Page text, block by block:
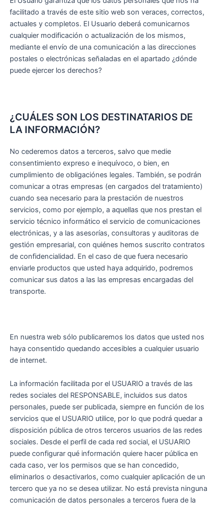
facilitado a través de este sitio web son veraces, correctos,
actuales y completos. El Usuario deberá comunicarnos
cualquier modificación o actualización de los mismos,
mediante el envío de una comunicación a las direcciones
postales o electrónicas señaladas en el apartado ¿dónde
puede ejercer los derechos?
¿CUÁLES SON LOS DESTINATARIOS DE
LA INFORMACIÓN?
No cederemos datos a terceros, salvo que medie
consentimiento expreso e inequívoco, o bien, en
cumplimiento de obligaciónes legales. También, se podrán
comunicar a otras empresas (en cargados del tratamiento)
cuando sea necesario para la prestación de nuestros
servicios, como por ejemplo, a aquellas que nos prestan el
servicio técnico informático el servicio de comunicaciones
electrónicas, y a las asesorías, consultoras y auditoras de
gestión empresarial, con quiénes hemos suscrito contratos
de confidencialidad. En el caso de que fuera necesario
enviarle productos que usted haya adquirido, podremos
comunicar sus datos a las las empresas encargadas del
transporte.
En nuestra web sólo publicaremos los datos que usted nos
haya consentido quedando accesibles a cualquier usuario
de internet.
La información facilitada por el USUARIO a través de las
redes sociales del RESPONSABLE, incluidos sus datos
personales, puede ser publicada, siempre en función de los
servicios que el USUARIO utilice, por lo que podrá quedar a
disposición pública de otros terceros usuarios de las redes
sociales. Desde el perfil de cada red social, el USUARIO
puede configurar qué información quiere hacer pública en
cada caso, ver los permisos que se han concedido,
eliminarlos o desactivarlos, como cualquier aplicación de un
tercero que ya no se desea utilizar. No está prevista ninguna
comunicación de datos personales a terceros fuera de la